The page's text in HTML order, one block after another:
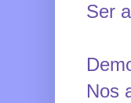
Ser
Nos